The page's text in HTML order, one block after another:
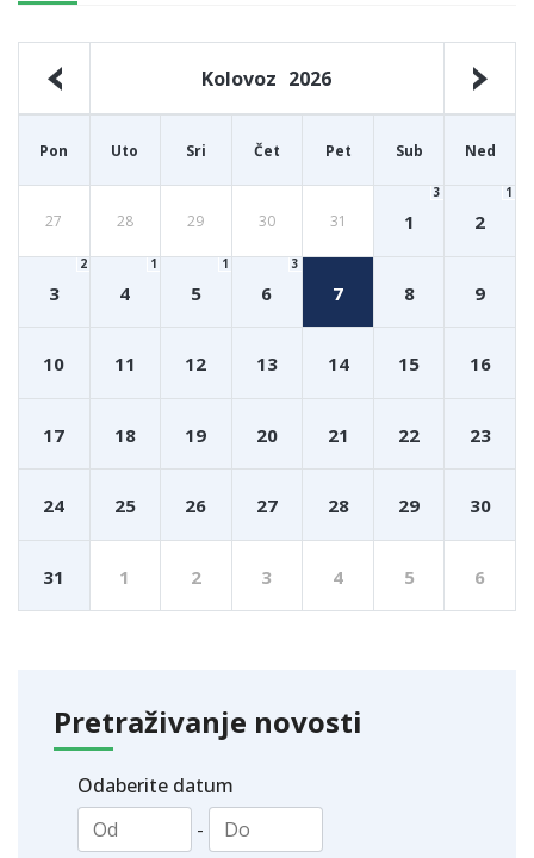
Kolovoz 2026
Pon Uto Sri Čet Pet Sub Ned
27 28 29 30 31 1
3
2
1
3
2
4
1
5
1
6
3
7 8 9
10 11 12 13 14 15 16
17 18 19 20 21 22 23
24 25 26 27 28 29 30
31 1 2 3 4 5 6
Pretraživanje novosti
Odaberite datum
-